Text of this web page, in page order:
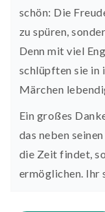
schön: Die
zu spüren,
Denn mit viel
schlüpften sie in
Märchen
Ein großes
das neben
die Zeit findet,
ermöglichen.